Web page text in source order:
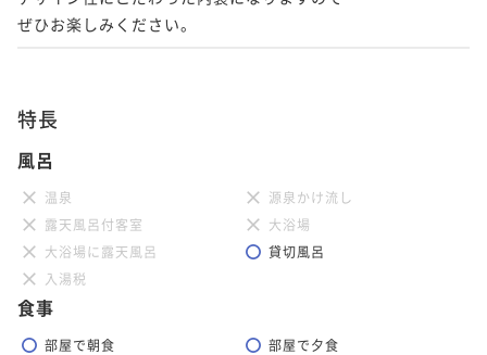
ぜひお楽しみください。
特長
風呂
温泉
源泉かけ流し
露天風呂付客室
大浴場
大浴場に露天風呂
貸切風呂
入湯税
食事
部屋で朝食 部屋で夕食